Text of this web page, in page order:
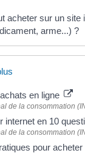
acheter sur un site
arme...) ?
en ligne
de la consommation
internet en 10
de la consommation
pour